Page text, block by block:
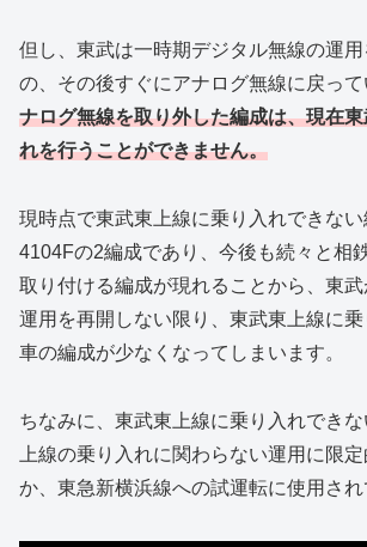
但し、東武は一時期デジタル無線の運
の、その後すぐにアナログ無線に戻って
ナログ無線を取り外した編成は、現在
れを行うことができません。
現時点で東武東上線に乗り入れできない
4104Fの2編成であり、今後も続々と相
取り付ける編成が現れることから、東
運用を再開しない限り、東武東上線に
車の編成が少なくなってしまいます。
ちなみに、東武東上線に乗り入れでき
上線の乗り入れに関わらない運用に限
か、東急新横浜線への試運転に使用され